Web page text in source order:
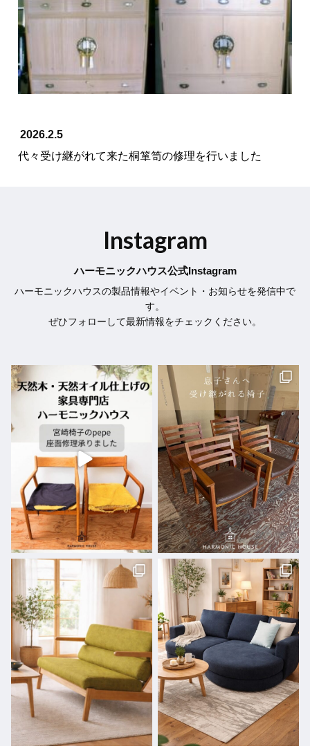
2026.2.5
代々受け継がれて来た桐箪笥の修理を行いました
Instagram
ハーモニックハウス公式Instagram
ハーモニックハウスの製品情報やイベント・お知らせを発信中で
す。
ぜひフォローして最新情報をチェックください。